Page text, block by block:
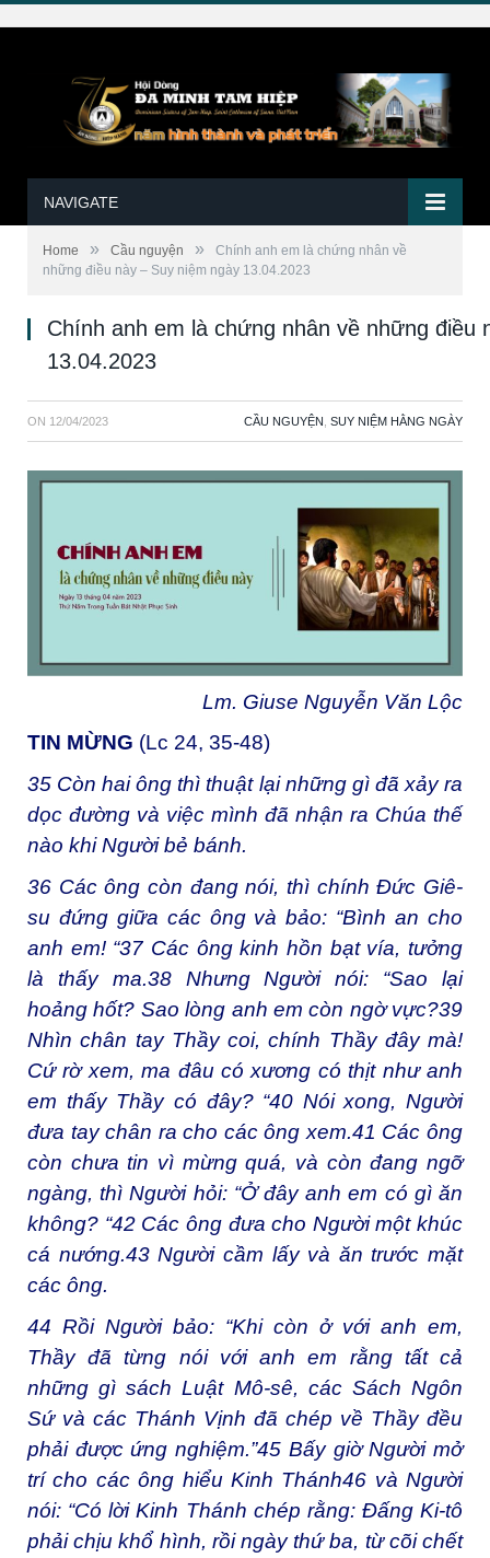
NAVIGATE
Home » Cầu nguyện »
Chính anh em là chứng nhân về
những điều này – Suy niệm ngày 13.04.2023
Chính anh em là chứng nhân về những điều
13.04.2023
ON 12/04/2023 CẦU NGUYỆN SUY NIỆM HẰNG NGÀY
Lm. Giuse Nguyễn Văn Lộc
TIN MỪNG (Lc 24, 35-48)
35 Còn hai ông thì thuật lại những gì đã xảy ra
dọc đường và việc mình đã nhận ra Chúa thế
nào khi Người bẻ bánh.
36 Các ông còn đang nói, thì chính Đức Giê-
su đứng giữa các ông và bảo: “Bình an cho
anh em! “37 Các ông kinh hồn bạt vía, tưởng
là thấy ma.38 Nhưng Người nói: “Sao lại
hoảng hốt? Sao lòng anh em còn ngờ vực?39
Nhìn chân tay Thầy coi, chính Thầy đây mà!
Cứ rờ xem, ma đâu có xương có thịt như anh
em thấy Thầy có đây? “40 Nói xong, Người
đưa tay chân ra cho các ông xem.41 Các ông
còn chưa tin vì mừng quá, và còn đang ngỡ
ngàng, thì Người hỏi: “Ở đây anh em có gì ăn
không? “42 Các ông đưa cho Người một khúc
cá nướng.43 Người cầm lấy và ăn trước mặt
các ông.
44 Rồi Người bảo: “Khi còn ở với anh em,
Thầy đã từng nói với anh em rằng tất cả
những gì sách Luật Mô-sê, các Sách Ngôn
Sứ và các Thánh Vịnh đã chép về Thầy đều
phải được ứng nghiệm.”45 Bấy giờ Người mở
trí cho các ông hiểu Kinh Thánh46 và Người
nói: “Có lời Kinh Thánh chép rằng: Đấng Ki-tô
phải chịu khổ hình, rồi ngày thứ ba, từ cõi chết